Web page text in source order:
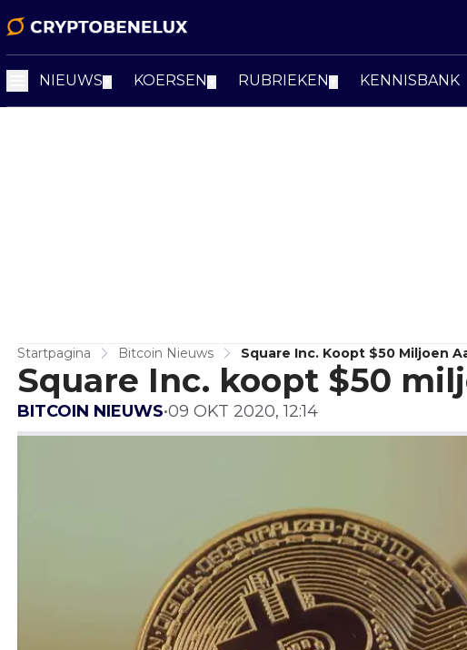
NIEUWS KOERSEN RUBRIEKEN KENNISBANK
Startpagina Bitcoin Nieuws Square Inc. Koopt $50 Miljoen
Square Inc. koopt $50
BITCOIN NIEUWS•09 OKT 2020, 12:14